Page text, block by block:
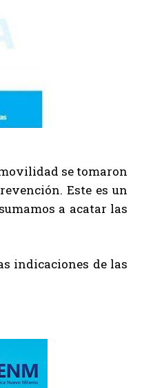
se tomaron
Este es un
a acatar las
indicaciones de las